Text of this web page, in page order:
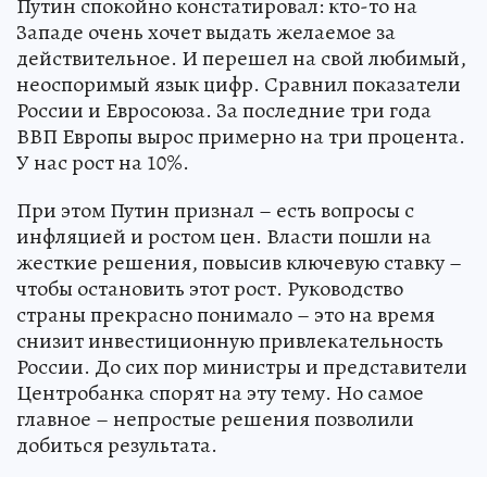
Путин спокойно констатировал: кто-то на
Западе очень хочет выдать желаемое за
действительное. И перешел на свой любимый,
неоспоримый язык цифр. Сравнил показатели
России и Евросоюза. За последние три года
ВВП Европы вырос примерно на три процента.
У нас рост на 10%.
При этом Путин признал – есть вопросы с
инфляцией и ростом цен. Власти пошли на
жесткие решения, повысив ключевую ставку –
чтобы остановить этот рост. Руководство
страны прекрасно понимало – это на время
снизит инвестиционную привлекательность
России. До сих пор министры и представители
Центробанка спорят на эту тему. Но самое
главное – непростые решения позволили
добиться результата.